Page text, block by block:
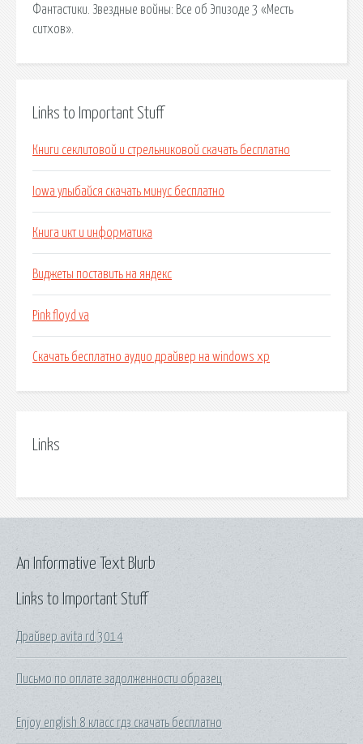
Фантастики. Звездные войны: Все об Эпизоде 3 «Месть
ситхов».
Links to Important Stuff
Книги секлитовой и стрельниковой скачать бесплатно
Iowa улыбайся скачать минус бесплатно
Книга икт и информатика
Виджеты поставить на яндекс
Pink floyd va
Скачать бесплатно аудио драйвер на windows xp
Links
Links to Important Stuff
Драйвер avita rd 3014
Письмо по оплате задолженности образец
Enjoy english 8 класс гдз скачать бесплатно
An Informative Text Blurb